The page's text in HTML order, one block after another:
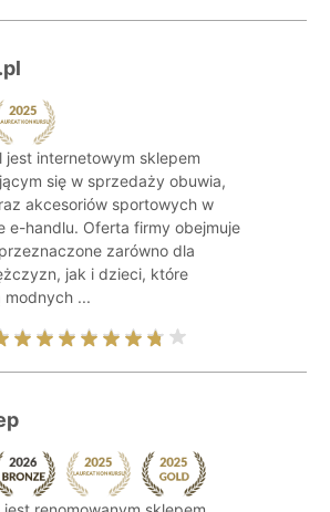
jest internetowym sklepem
się w sprzedaży obuwia,
akcesoriów sportowych w
e-handlu. Oferta firmy obejmuje
zarówno dla
jak i dzieci, które
modnych ...